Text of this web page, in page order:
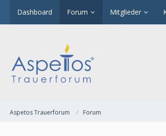
Dashboard Forum Mitglieder
Aspetos Trauerforum Forum